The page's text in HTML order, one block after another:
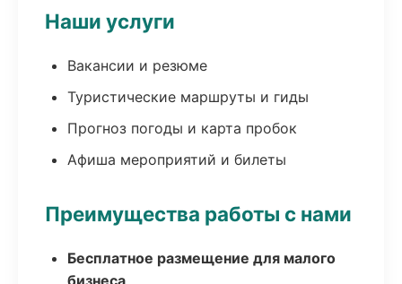
Наши услуги
Вакансии и резюме
Туристические маршруты и гиды
Прогноз погоды и карта пробок
Афиша мероприятий и билеты
Преимущества работы с нами
Бесплатное размещение для малого
бизнеса